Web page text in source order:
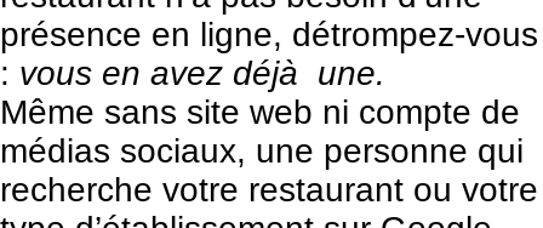
présence en ligne, détrompez-vous
: vous en avez déjà une.
Même sans site web ni compte de
médias sociaux, une personne qui
recherche votre restaurant ou votre